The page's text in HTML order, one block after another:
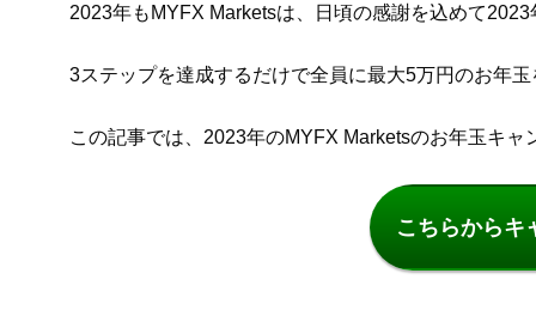
2023年もMYFX Marketsは、日頃の感謝を込めて
3ステップを達成するだけで全員に最大5万円のお年玉
この記事では、2023年のMYFX Marketsのお年玉キャ
こちらからキ